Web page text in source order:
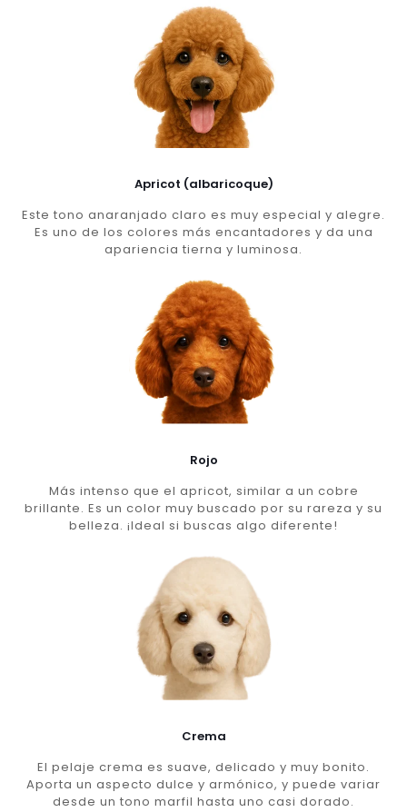
Apricot (albaricoque)
Este tono anaranjado claro es muy especial y alegre.
Es uno de los colores más encantadores y da una
apariencia tierna y luminosa.
Rojo
Más intenso que el apricot, similar a un cobre
brillante. Es un color muy buscado por su rareza y su
belleza. ¡Ideal si buscas algo diferente!
Crema
El pelaje crema es suave, delicado y muy bonito.
Aporta un aspecto dulce y armónico, y puede variar
desde un tono marfil hasta uno casi dorado.